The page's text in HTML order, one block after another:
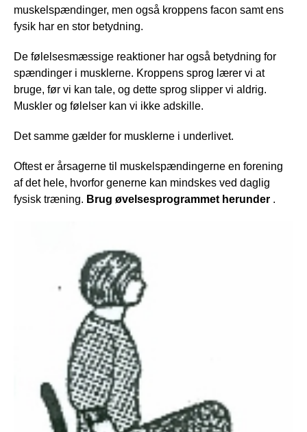
muskelspændinger, men også kroppens facon samt ens
fysik har en stor betydning.
De følelsesmæssige reaktioner har også betydning for
spændinger i musklerne. Kroppens sprog lærer vi at
bruge, før vi kan tale, og dette sprog slipper vi aldrig.
Muskler og følelser kan vi ikke adskille.
Det samme gælder for musklerne i underlivet.
Oftest er årsagerne til muskelspændingerne en forening
af det hele, hvorfor generne kan mindskes ved daglig
fysisk træning. Brug øvelsesprogrammet herunder .